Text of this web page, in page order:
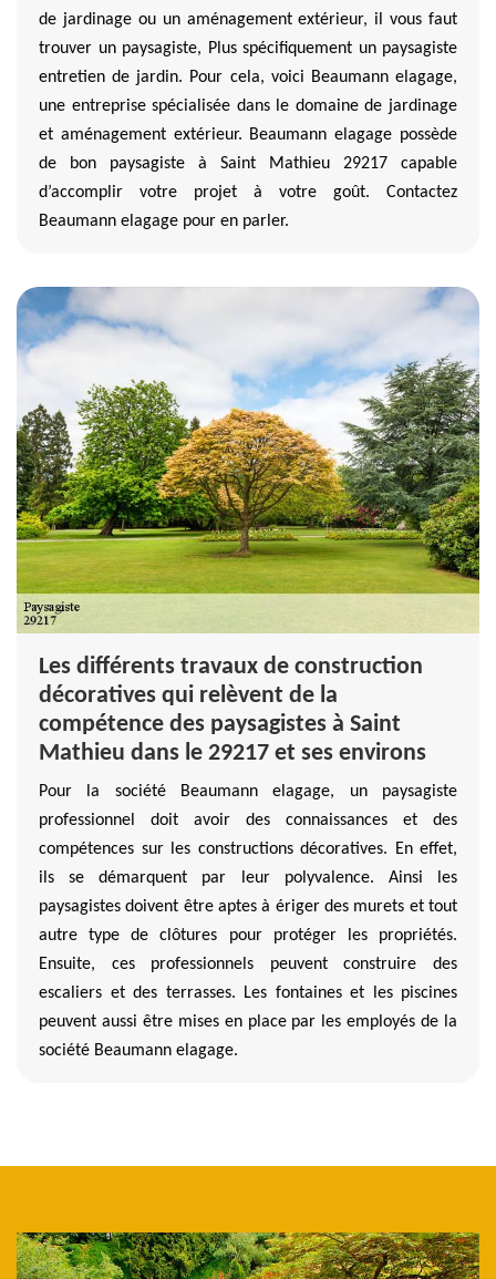
de jardinage ou un aménagement extérieur, il vous faut
trouver un paysagiste, Plus spécifiquement un paysagiste
entretien de jardin. Pour cela, voici Beaumann elagage,
une entreprise spécialisée dans le domaine de jardinage
et aménagement extérieur. Beaumann elagage possède
de bon paysagiste à Saint Mathieu 29217 capable
d’accomplir votre projet à votre goût. Contactez
Beaumann elagage pour en parler.
Les différents travaux de construction
décoratives qui relèvent de la
compétence des paysagistes à Saint
Mathieu dans le 29217 et ses environs
Pour la société Beaumann elagage, un paysagiste
professionnel doit avoir des connaissances et des
compétences sur les constructions décoratives. En effet,
ils se démarquent par leur polyvalence. Ainsi les
paysagistes doivent être aptes à ériger des murets et tout
autre type de clôtures pour protéger les propriétés.
Ensuite, ces professionnels peuvent construire des
escaliers et des terrasses. Les fontaines et les piscines
peuvent aussi être mises en place par les employés de la
société Beaumann elagage.